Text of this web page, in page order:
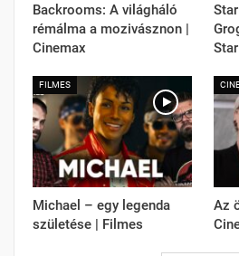
Backrooms: A világháló
rémálma a mozivásznon |
Cinemax
FILMES
Michael – egy legenda
születése | Filmes
Az